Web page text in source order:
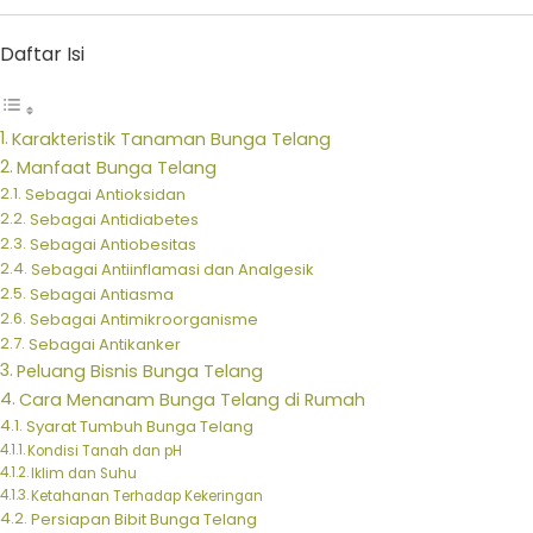
Daftar Isi
Karakteristik Tanaman Bunga Telang
Manfaat Bunga Telang
Sebagai Antioksidan
Sebagai Antidiabetes
Sebagai Antiobesitas
Sebagai Antiinflamasi dan Analgesik
Sebagai Antiasma
Sebagai Antimikroorganisme
Sebagai Antikanker
Peluang Bisnis Bunga Telang
Cara Menanam Bunga Telang di Rumah
Syarat Tumbuh Bunga Telang
Kondisi Tanah dan pH
Iklim dan Suhu
Ketahanan Terhadap Kekeringan
Persiapan Bibit Bunga Telang